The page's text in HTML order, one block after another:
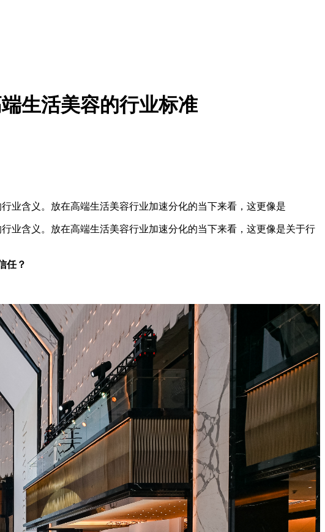
生活美容的行业标准
业含义。放在高端生活美容行业加速分化的当下来看，这更像是
业含义。放在高端生活美容行业加速分化的当下来看，这更像是关于行
任？